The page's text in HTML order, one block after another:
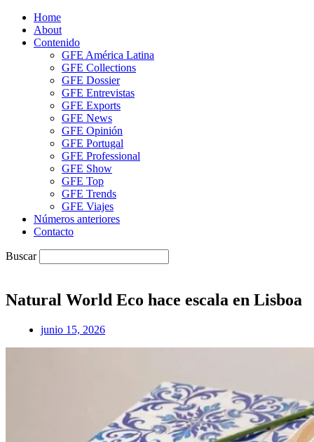
Home
About
Contenido
GFE América Latina
GFE Collections
GFE Dossier
GFE Entrevistas
GFE Exports
GFE News
GFE Opinión
GFE Portugal
GFE Professional
GFE Show
GFE Top
GFE Trends
GFE Viajes
Números anteriores
Contacto
Buscar
Natural World Eco hace escala en Lisboa
junio 15, 2026